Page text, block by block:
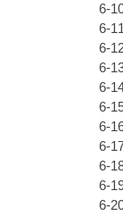
6-
6-
6-
6-
6-
6-
6-
6-
6-
6-
6-